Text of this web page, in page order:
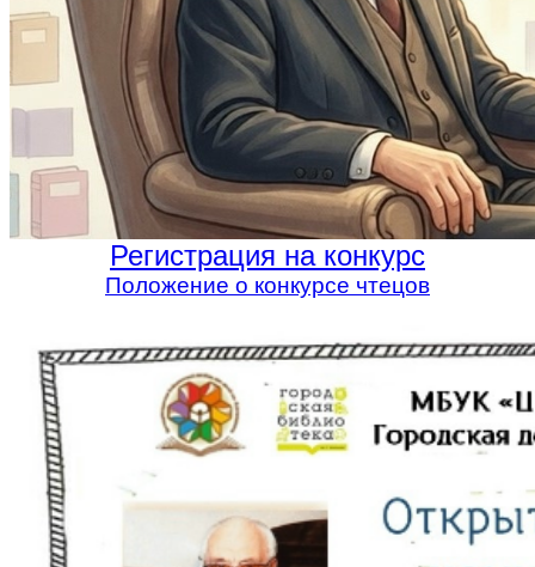
Регистрация на конкурс
Положение о конкурсе чтецов